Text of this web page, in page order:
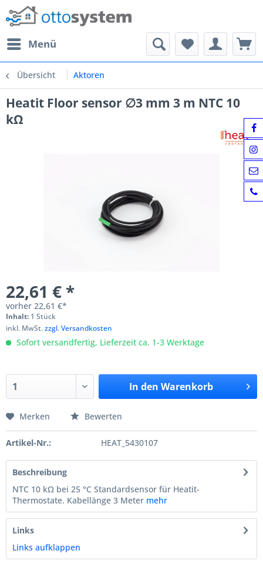
Menü
Übersicht Aktoren
Heatit Floor sensor ∅3 mm 3 m NTC 10
kΩ
22,61 € *
vorher 22,61 €*
Inhalt: 1 Stück
inkl. MwSt.zzgl. Versandkosten
Sofort versandfertig, Lieferzeit ca. 1-3 Werktage
In den Warenkorb
Merken Bewerten
Artikel-Nr.: HEAT_5430107
Beschreibung
NTC 10 kΩ bei 25 °C Standardsensor für Heatit-
Thermostate. Kabellänge 3 Meter mehr
Links
Links aufklappen